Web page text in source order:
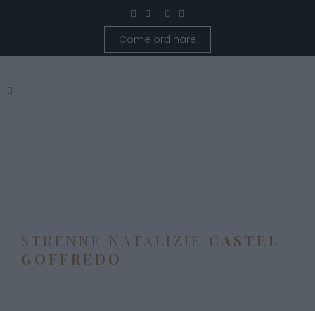
Come ordinare
STRENNE NATALIZIE CASTEL
GOFFREDO